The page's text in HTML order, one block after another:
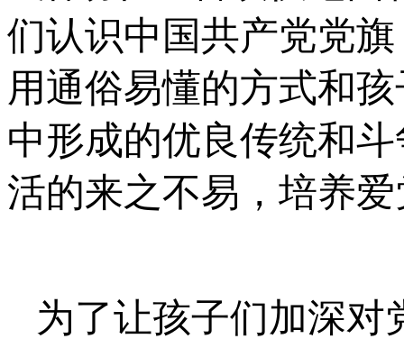
们认识中国共产党党
用通俗易懂的方式和
中形成的优良传统和
活的来之不易，培养
为了让孩子们加深对